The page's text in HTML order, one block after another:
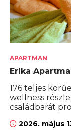
APARTMAN
Erika
176 teljes
wellness
családbarát
2026. május